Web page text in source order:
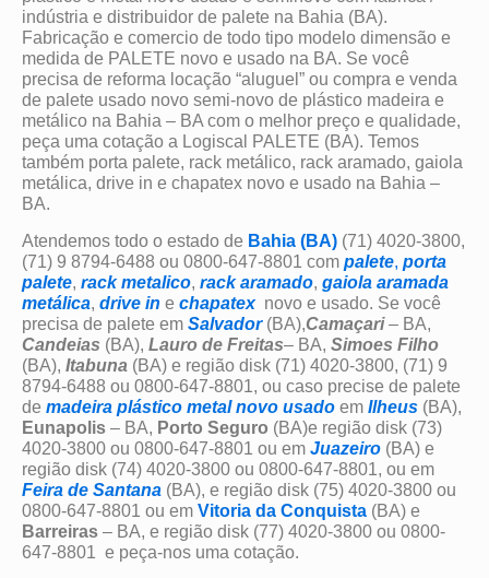
indústria e distribuidor de palete na Bahia (BA).
Fabricação e comercio de todo tipo modelo dimensão e
medida de PALETE novo e usado na BA. Se você
precisa de reforma locação “aluguel” ou compra e venda
de palete usado novo semi-novo de plástico madeira e
metálico na Bahia – BA com o melhor preço e qualidade,
peça uma cotação a Logiscal PALETE (BA). Temos
também porta palete, rack metálico, rack aramado, gaiola
metálica, drive in e chapatex novo e usado na Bahia –
BA.
Atendemos todo o estado de Bahia (BA) (71) 4020-3800,
(71) 9 8794-6488 ou 0800-647-8801 com palete, porta
palete, rack metalico, rack aramado, gaiola aramada
metálica, drive in e chapatexnovo e usado. Se você
precisa de palete em Salvador(BA),Camaçari– BA,
Candeias (BA), Lauro de Freitas– BA, Simoes Filho
(BA), Itabuna (BA) e região disk (71) 4020-3800, (71) 9
8794-6488 ou 0800-647-8801, ou caso precise de palete
de madeira plástico metal novo usado em Ilheus (BA),
Eunapolis – BA, Porto Seguro (BA)e região disk (73)
4020-3800 ou 0800-647-8801 ou em Juazeiro (BA) e
região disk (74) 4020-3800 ou 0800-647-8801, ou em
Feira de Santana (BA), e região disk (75) 4020-3800 ou
0800-647-8801 ou em Vitoria da Conquista (BA) e
Barreiras – BA, e região disk (77) 4020-3800 ou 0800-
647-8801 e peça-nos uma cotação.